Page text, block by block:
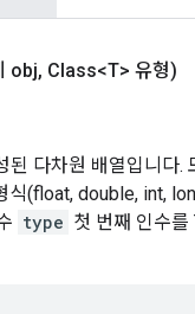
obj, Class<T> 유형)
된 다차원 배열입니다.
식(float, double, int,
type 첫 번째 인수